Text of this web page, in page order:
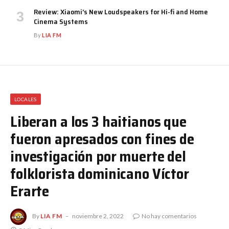
Review: Xiaomi’s New Loudspeakers for Hi-fi and Home
Cinema Systems
ByLIA FM
LOCALES
Liberan a los 3 haitianos que
fueron apresados con fines de
investigación por muerte del
folklorista dominicano Víctor
Erarte
By LIA FM noviembre 2, 2022
No hay comentarios